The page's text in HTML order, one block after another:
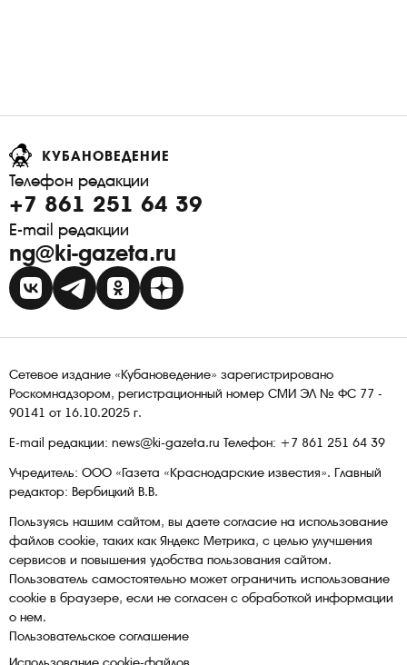
КУБАНОВЕДЕНИЕ
Телефон редакции
+7 861 251 64 39
E-mail редакции
ng@ki-gazeta.ru
Пользовательское соглашение
Сетевое издание «Кубановедение» зарегистрировано
Роскомнадзором, регистрационный номер СМИ ЭЛ № ФС 77 -
90141 от 16.10.2025 г.
E-mail редакции: news@ki-gazeta.ru Телефон: +7 861 251 64 39
Учредитель: ООО «Газета «Краснодарские известия». Главный
редактор: Вербицкий В.В.
Пользуясь нашим сайтом, вы даете согласие на использование
файлов сооkіе, таких как Яндекс Метрика, с целью улучшения
сервисов и повышения удобства пользования сайтом.
Пользователь самостоятельно может ограничить использование
сооkіе в браузере, если не согласен с обработкой информации
о нем.